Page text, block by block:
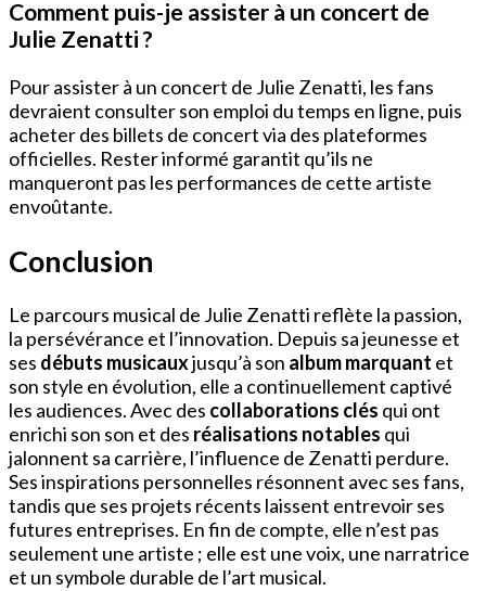
Comment puis-je assister à un concert de
Julie Zenatti ?
Pour assister à un concert de Julie Zenatti, les fans
devraient consulter son emploi du temps en ligne, puis
acheter des billets de concert via des plateformes
officielles. Rester informé garantit qu’ils ne
manqueront pas les performances de cette artiste
envoûtante.
Conclusion
Le parcours musical de Julie Zenatti reflète la passion,
la persévérance et l’innovation. Depuis sa jeunesse et
ses débuts musicauxjusqu’à son album marquant et
son style en évolution, elle a continuellement captivé
les audiences. Avec des collaborations clés qui ont
enrichi son son et des réalisations notables qui
jalonnent sa carrière, l’influence de Zenatti perdure.
Ses inspirations personnelles résonnent avec ses fans,
tandis que ses projets récents laissent entrevoir ses
futures entreprises. En fin de compte, elle n’est pas
seulement une artiste ; elle est une voix, une narratrice
et un symbole durable de l’art musical.